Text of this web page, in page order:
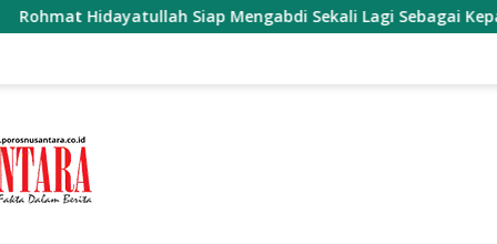
Siap Mengabdi Sekali Lagi Sebagai Kepala Desa